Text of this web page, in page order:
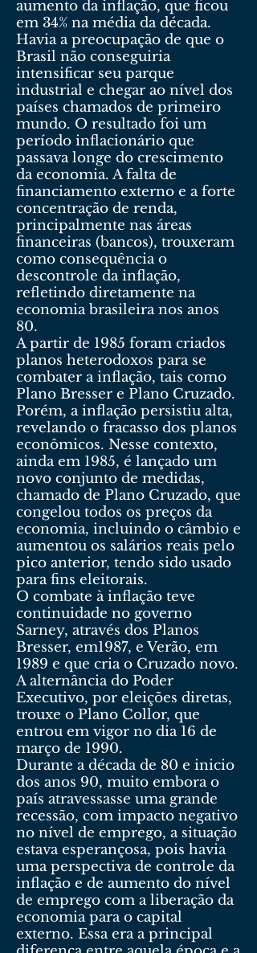
aumento da inflação, que ficou
em 34% na média da década.
Havia a preocupação de que o
Brasil não conseguiria
intensificar seu parque
industrial e chegar ao nível dos
países chamados de primeiro
mundo. O resultado foi um
período inflacionário que
passava longe do crescimento
da economia. A falta de
financiamento externo e a forte
concentração de renda,
principalmente nas áreas
financeiras (bancos), trouxeram
como consequência o
descontrole da inflação,
refletindo diretamente na
economia brasileira nos anos
80.
A partir de 1985 foram criados
planos heterodoxos para se
combater a inflação, tais como
Plano Bresser e Plano Cruzado.
Porém, a inflação persistiu alta,
revelando o fracasso dos planos
econômicos. Nesse contexto,
ainda em 1985, é lançado um
novo conjunto de medidas,
chamado de Plano Cruzado, que
congelou todos os preços da
economia, incluindo o câmbio e
aumentou os salários reais pelo
pico anterior, tendo sido usado
para fins eleitorais.
O combate à inflação teve
continuidade no governo
Sarney, através dos Planos
Bresser, em1987, e Verão, em
1989 e que cria o Cruzado novo.
A alternância do Poder
Executivo, por eleições diretas,
trouxe o Plano Collor, que
entrou em vigor no dia 16 de
março de 1990.
Durante a década de 80 e inicio
dos anos 90, muito embora o
país atravessasse uma grande
recessão, com impacto negativo
no nível de emprego, a situação
estava esperançosa, pois havia
uma perspectiva de controle da
inflação e de aumento do nível
de emprego com a liberação da
economia para o capital
externo. Essa era a principal